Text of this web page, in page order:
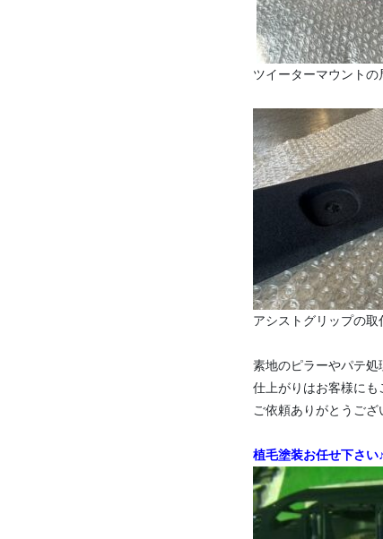
ツイーターマウント
アシストグリップの取
素地のピラーやパテ
仕上がりはお客様に
ご依頼ありがとうご
植毛塗装お任せ下さい♪